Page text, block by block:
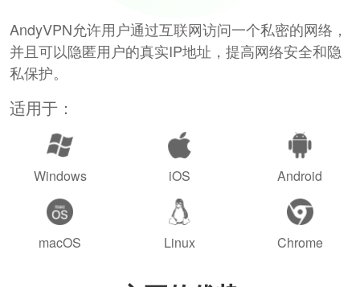
AndyVPN允许用户通过互联网访问一个私密的网络，
并且可以隐匿用户的真实IP地址，提高网络安全和隐
私保护。
适用于：
Windows iOS Android
macOS Linux Chrome